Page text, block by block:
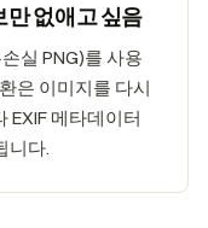
만 없애고 싶음
실 PNG)를 사용
은 이미지를 다시
EXIF 메타데이터
니다.